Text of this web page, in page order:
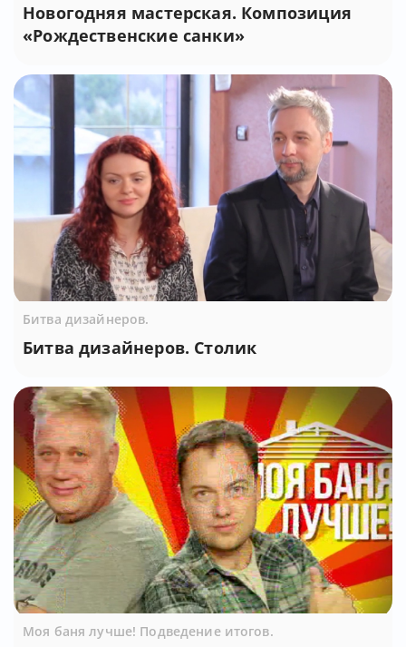
Новогодняя мастерская. Композиция
«Рождественские санки»
Битва дизайнеров.
Битва дизайнеров. Столик
Моя баня лучше! Подведение итогов.